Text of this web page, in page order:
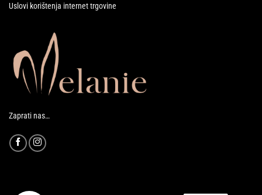
Uslovi korištenja internet trgovine
Zaprati nas…